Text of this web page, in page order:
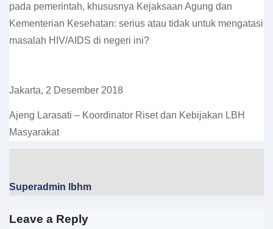
pada pemerintah, khususnya Kejaksaan Agung dan
Kementerian Kesehatan: serius atau tidak untuk mengatasi
masalah HIV/AIDS di negeri ini?
Jakarta, 2 Desember 2018
Ajeng Larasati – Koordinator Riset dan Kebijakan LBH
Masyarakat
Superadmin lbhm
Leave a Reply